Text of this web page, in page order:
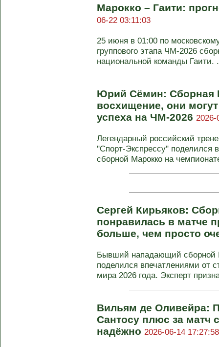
Марокко – Гаити:
06-22 03:11:03
25 июня в 01:00 по
группового этапа ЧМ-2026
национальной команды Гаити.
Юрий Сёмин: Сборная
восхищение, они
успеха на ЧМ-2026 2026-
Легендарный российский
"Спорт-Экспрессу" поделился
сборной Марокко на
Сергей Кирьяков:
понравилась в матче
больше, чем просто
Бывший нападающий сборной
поделился впечатлениями от
мира 2026 года. Эксперт
Вильям де Оливейра:
Сантосу плюс за матч
надёжно 2026-06-14 17:27:58